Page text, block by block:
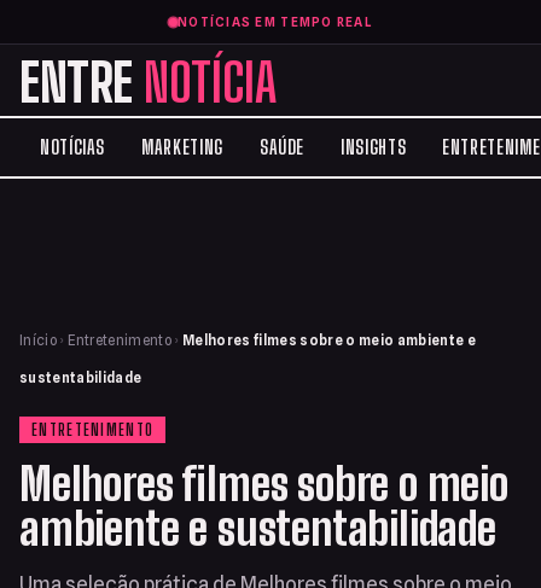
NOTÍCIAS EM TEMPO REAL
ENTRE NOTÍCIA
NOTÍCIAS MARKETING SAÚDE INSIGHTS
Início › Entretenimento › Melhores filmes sobre o meio ambiente e
sustentabilidade
ENTRETENIMENTO
Melhores filmes sobre o meio
ambiente e sustentabilidade